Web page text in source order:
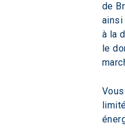
de
ainsi
à la
le